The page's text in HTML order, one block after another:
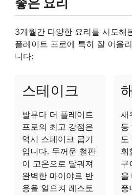
3개월간 다양한 요리를 시도해
플레이트 프로에 특히 잘 어울
니다:
스테이크
발뮤다 더 플레이트
프로의 최고 강점은
역시 스테이크 굽기
입니다. 두꺼운 철판
이 고온으로 달궈져
완벽한 마이야르 반
응을 일으켜 레스토
새
등
도
휘
구
울
풍